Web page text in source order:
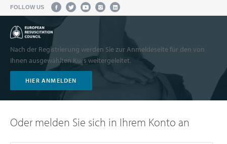
FOLLOW US
Nach der Registrierung werden Sie zur Anmeldeseite für den von
Ihnen ausgewählten Kurs weitergeleitet.
HIER ANMELDEN
Oder melden Sie sich in Ihrem Konto an